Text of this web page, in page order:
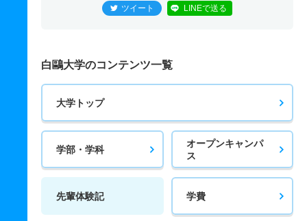
ツイート LINEで送る
白鷗大学のコンテンツ一覧
大学トップ
学部・学科
オープンキャンパ
ス
先輩体験記 学費